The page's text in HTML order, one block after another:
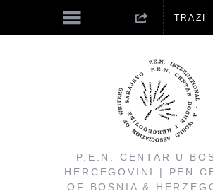
P.E.N. CENTAR U
HERCEGOVINI | PEN
OF BOSNIA &